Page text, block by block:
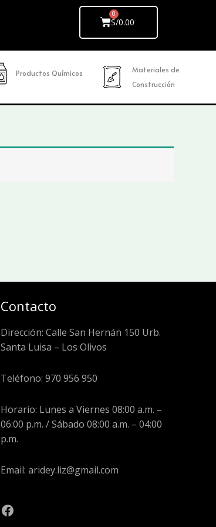
S/0.00
Cart
Productos Químicos
Materiales de
Construcción
Contacto
Dirección: Calle San Hernán 150 Urb.
Santa Luisa – Los Olivos
Teléfono: 970 956 950
Horario: Lunes a Viernes 08:00 a.m. –
06:00 p.m. / Sábado 08:00 a.m. – 04:00
p.m.
Email: aridey.liz@gmail.com